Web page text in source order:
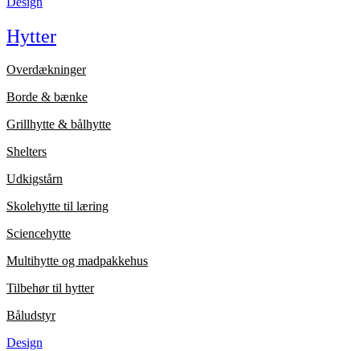
Hytter
Overdækninger
Borde & bænke
Grillhytte & bålhytte
Shelters
Udkigstårn
Skolehytte til læring
Sciencehytte
Multihytte og madpakkehus
Tilbehør til hytter
Båludstyr
Design